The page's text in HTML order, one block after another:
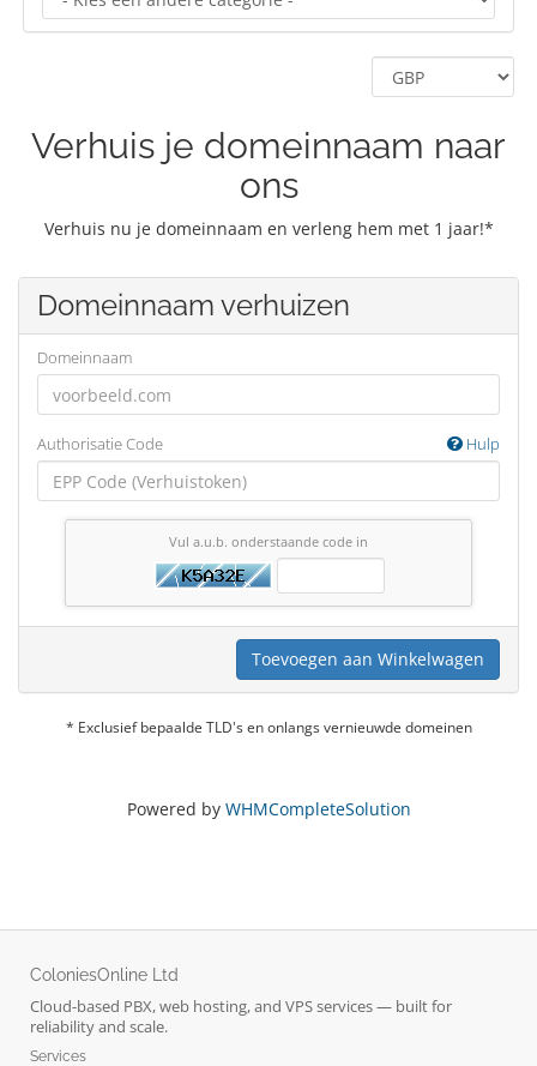
Verhuis je domeinnaam naar
ons
Verhuis nu je domeinnaam en verleng hem met 1 jaar!*
Domeinnaam verhuizen
Domeinnaam
Authorisatie Code Hulp
Vul a.u.b. onderstaande code in
Toevoegen aan Winkelwagen
* Exclusief bepaalde TLD's en onlangs vernieuwde domeinen
Powered by WHMCompleteSolution
ColoniesOnline Ltd
Cloud-based PBX, web hosting, and VPS services — built for
reliability and scale.
Services